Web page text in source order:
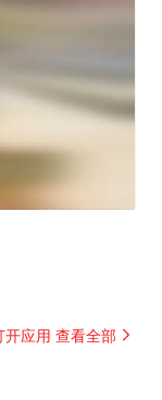
开应用 查看全部